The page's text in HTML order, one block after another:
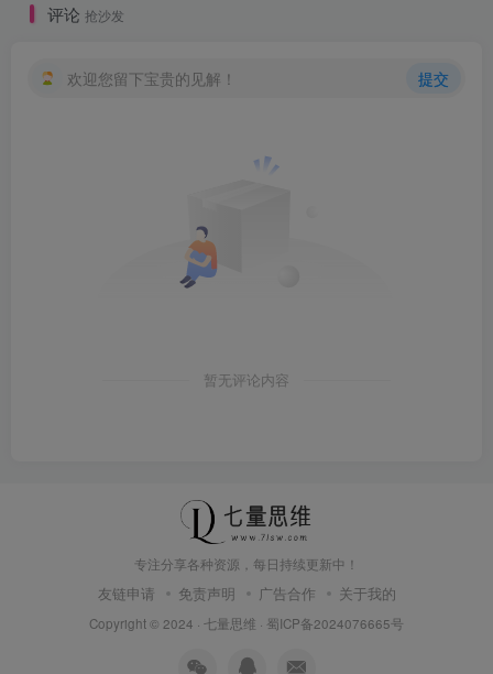
评论 抢沙发
欢迎您留下宝贵的见解！ 提交
暂无评论内容
专注分享各种资源，每日持续更新中！
友链申请 免责声明 广告合作 关于我的
Copyright © 2024 · 七量思维 · 蜀ICP备2024076665号